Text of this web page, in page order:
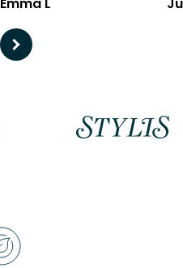
Emma L
Next